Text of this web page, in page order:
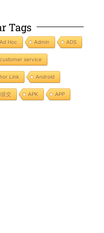
Tags
Ad Hoc Admin ADS
service
Link Android
提交 APK APP